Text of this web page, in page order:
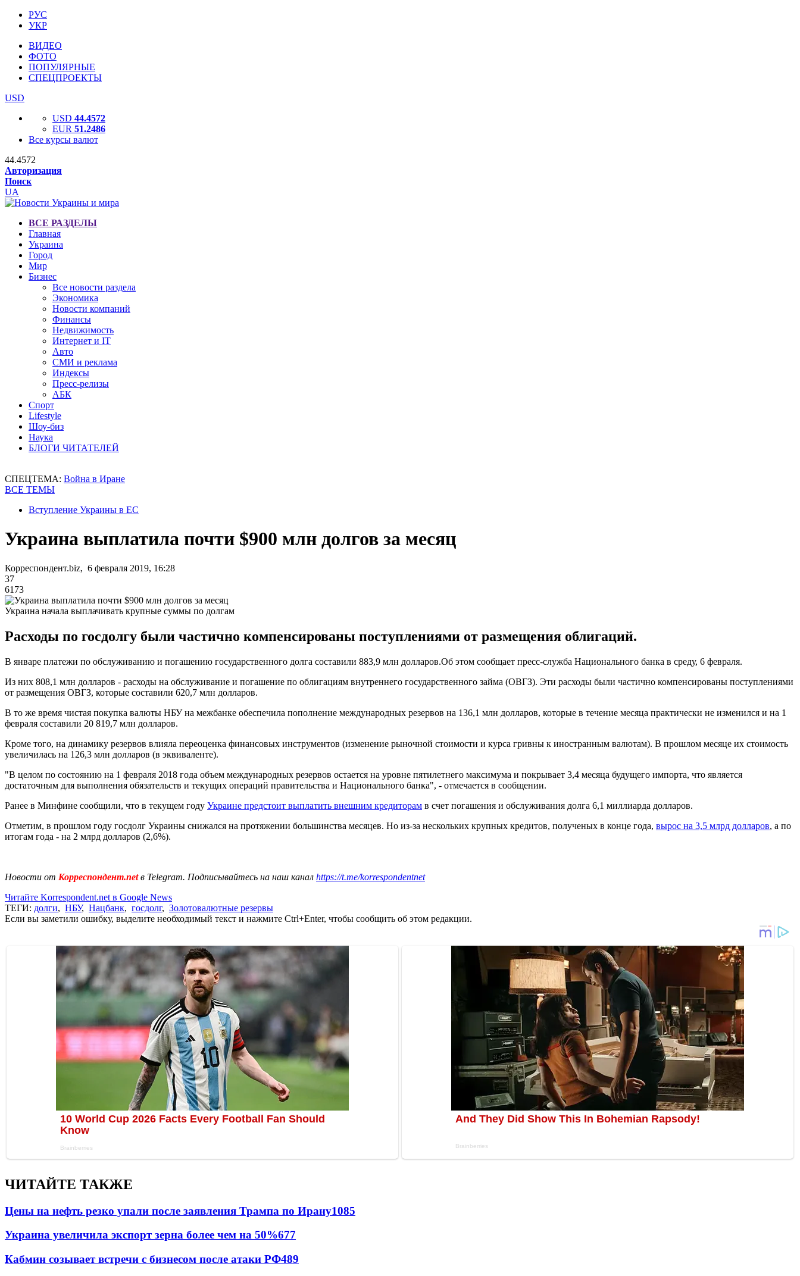
РУС
УКР
ВИДЕО
ФОТО
ПОПУЛЯРНЫЕ
СПЕЦПРОЕКТЫ
USD
USD 44.4572
EUR 51.2486
Все курсы валют
44.4572
Авторизация
Поиск
UA
ВСЕ РАЗДЕЛЫ
Главная
Украина
Город
Мир
Бизнес
Все новости раздела
Экономика
Новости компаний
Финансы
Недвижимость
Интернет и IT
Авто
СМИ и реклама
Индексы
Пресс-релизы
АБК
Спорт
Lifestyle
Шоу-биз
Наука
БЛОГИ ЧИТАТЕЛЕЙ
СПЕЦТЕМА: Война в Иране
ВСЕ ТЕМЫ
Вступление Украины в ЕС
Украина выплатила почти $900 млн долгов за месяц
Корреспондент.biz, 6 февраля 2019, 16:28
37
6173
Украина начала выплачивать крупные суммы по долгам
Расходы по госдолгу были частично компенсированы поступлениями от размещения облигаций.
В январе платежи по обслуживанию и погашению государственного долга составили 883,9 млн долларов.Об этом сообщает пресс-служба Национального банка в среду, 6 февраля.
Из них 808,1 млн долларов - расходы на обслуживание и погашение по облигациям внутреннего государственного займа (ОВГЗ). Эти расходы были частично компенсированы поступлениями
от размещения ОВГЗ, которые составили 620,7 млн долларов.
В то же время чистая покупка валюты НБУ на межбанке обеспечила пополнение международных резервов на 136,1 млн долларов, которые в течение месяца практически не изменился и на 1
февраля составили 20 819,7 млн долларов.
Кроме того, на динамику резервов влияла переоценка финансовых инструментов (изменение рыночной стоимости и курса гривны к иностранным валютам). В прошлом месяце их стоимость
увеличилась на 126,3 млн долларов (в эквиваленте).
"В целом по состоянию на 1 февраля 2018 года объем международных резервов остается на уровне пятилетнего максимума и покрывает 3,4 месяца будущего импорта, что является
достаточным для выполнения обязательств и текущих операций правительства и Национального банка", - отмечается в сообщении.
Ранее в Минфине сообщили, что в текущем году Украине предстоит выплатить внешним кредиторам в счет погашения и обслуживания долга 6,1 миллиарда долларов.
Отметим, в прошлом году госдолг Украины снижался на протяжении большинства месяцев. Но из-за нескольких крупных кредитов, полученых в конце года, вырос на 3,5 млрд долларов, а по
итогам года - на 2 млрд долларов (2,6%).
Новости от Корреспондент.netв Telegram. Подписывайтесь на наш канал https://t.me/korrespondentnet
Читайте Korrespondent.net в Google News
ТЕГИ: долги, НБУ, Нацбанк, госдолг, Золотовалютные резервы
Если вы заметили ошибку, выделите необходимый текст и нажмите Ctrl+Enter, чтобы сообщить об этом редакции.
ЧИТАЙТЕ ТАКЖЕ
Цены на нефть резко упали после заявления Трампа по Ирану1085
Украина увеличила экспорт зерна более чем на 50%677
Кабмин созывает встречи с бизнесом после атаки РФ489